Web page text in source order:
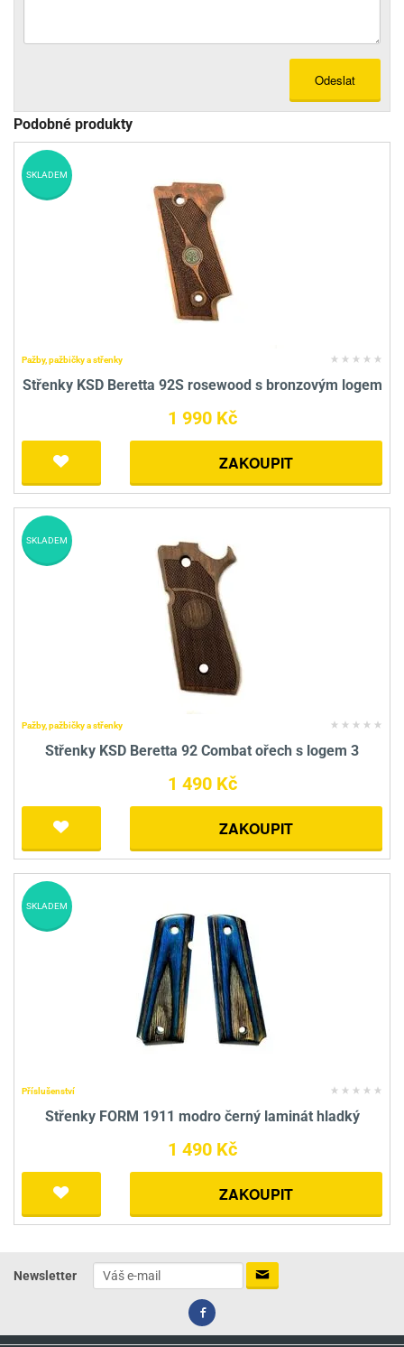
Odeslat
Podobné produkty
Pažby, pažbičky a střenky
Střenky KSD Beretta 92S rosewood s bronzovým logem
1 990 Kč
ZAKOUPIT
SKLADEM
Pažby, pažbičky a střenky
Střenky KSD Beretta 92 Combat ořech s logem 3
1 490 Kč
ZAKOUPIT
SKLADEM
Příslušenství
Střenky FORM 1911 modro černý laminát hladký
1 490 Kč
ZAKOUPIT
SKLADEM
Newsletter